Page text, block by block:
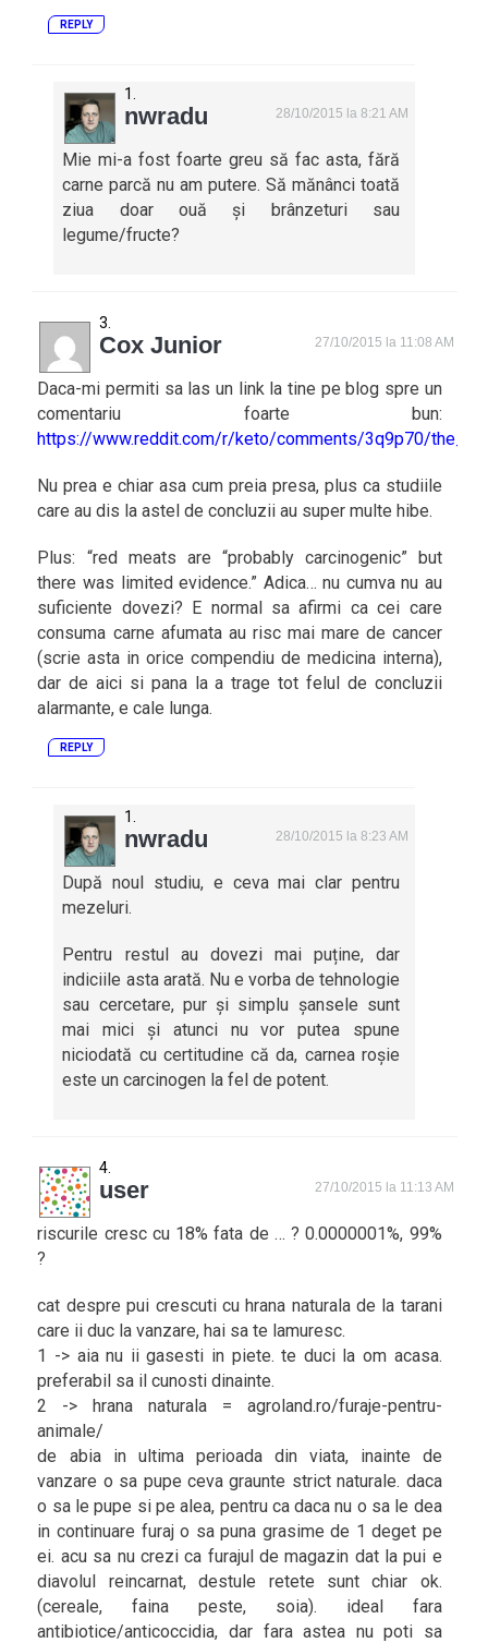
REPLY
nwradu 28/10/2015 la 8:21 AM
Mie mi-a fost foarte greu să fac asta, fără
carne parcă nu am putere. Să mănânci toată
ziua doar ouă și brânzeturi sau
legume/fructe?
Cox Junior 27/10/2015 la 11:08 AM
Daca-mi permiti sa las un link la tine pe blog spre un
comentariu foarte bun:
https://www.reddit.com/r/keto/comments/3q9p70/
Nu prea e chiar asa cum preia presa, plus ca studiile
care au dis la astel de concluzii au super multe hibe.
Plus: “red meats are “probably carcinogenic” but
there was limited evidence.” Adica… nu cumva nu au
suficiente dovezi? E normal sa afirmi ca cei care
consuma carne afumata au risc mai mare de cancer
(scrie asta in orice compendiu de medicina interna),
dar de aici si pana la a trage tot felul de concluzii
alarmante, e cale lunga.
REPLY
nwradu 28/10/2015 la 8:23 AM
După noul studiu, e ceva mai clar pentru
mezeluri.
Pentru restul au dovezi mai puține, dar
indiciile asta arată. Nu e vorba de tehnologie
sau cercetare, pur și simplu șansele sunt
mai mici și atunci nu vor putea spune
niciodată cu certitudine că da, carnea roșie
este un carcinogen la fel de potent.
user 27/10/2015 la 11:13 AM
riscurile cresc cu 18% fata de … ? 0.0000001%, 99%
?
cat despre pui crescuti cu hrana naturala de la tarani
care ii duc la vanzare, hai sa te lamuresc.
1 -> aia nu ii gasesti in piete. te duci la om acasa.
preferabil sa il cunosti dinainte.
2 -> hrana naturala = agroland.ro/furaje-pentru-
animale/
de abia in ultima perioada din viata, inainte de
vanzare o sa pupe ceva graunte strict naturale. daca
o sa le pupe si pe alea, pentru ca daca nu o sa le dea
in continuare furaj o sa puna grasime de 1 deget pe
ei. acu sa nu crezi ca furajul de magazin dat la pui e
diavolul reincarnat, destule retete sunt chiar ok.
(cereale, faina peste, soia). ideal fara
antibiotice/anticoccidia, dar fara astea nu poti sa